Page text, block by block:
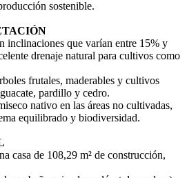
sostenible.
inclinaciones que varían entre 15% y
drenaje natural para cultivos como
frutales, maderables y cultivos
pardillo y cedro.
nativo en las áreas no cultivadas,
equilibrado y biodiversidad.
casa de 108,29 m² de construcción,